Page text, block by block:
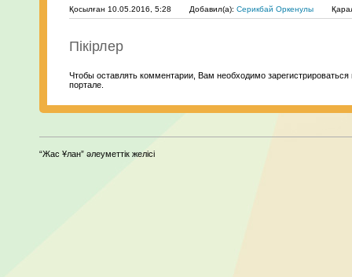
Қосылған 10.05.2016, 5:28 Добавил(а): Серикбай Оркенулы
Пікірлер
Чтобы оставлять комментарии, Вам необходимо зарегистрироваться
портале.
“Жас Ұлан” әлеуметтік желісі